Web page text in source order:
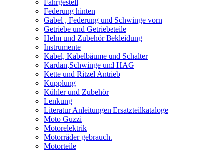
Fahrgestell
Federung hinten
Gabel , Federung und Schwinge vorn
Getriebe und Getriebeteile
Helm und Zubehör Bekleidung
Instrumente
Kabel, Kabelbäume und Schalter
Kardan,Schwinge und HAG
Kette und Ritzel Antrieb
Kupplung
Kühler und Zubehör
Lenkung
Literatur Anleitungen Ersatzteilkataloge
Moto Guzzi
Motorelektrik
Motorräder gebraucht
Motorteile